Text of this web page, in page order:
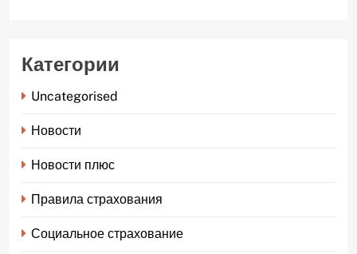
Категории
Uncategorised
Новости
Новости плюс
Правила страхования
Социальное страхование